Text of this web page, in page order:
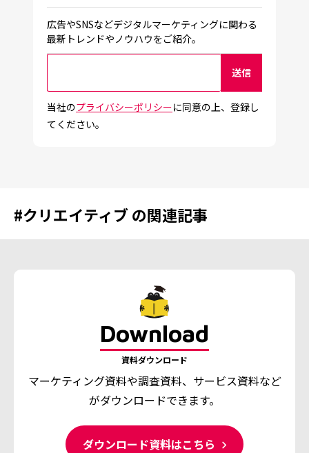
広告やSNSなどデジタルマーケティングに関わる
最新トレンドやノウハウをご紹介。
当社のプライバシーポリシーに同意の上、登録し
てください。
#クリエイティブの関連記事
Download
資料ダウンロード
マーケティング資料や調査資料、 サービス資料など
がダウンロードできます。
ダウンロード資料はこちら